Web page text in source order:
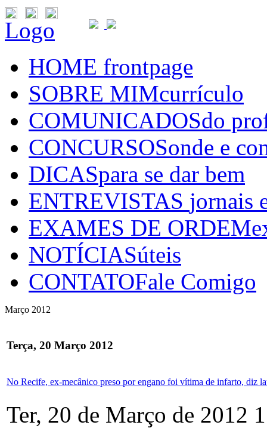
Logo
HOME frontpage
SOBRE MIMcurrículo
COMUNICADOSdo
CONCURSOSonde e
DICASpara se dar bem
ENTREVISTAS jornais
EXAMES DE ORDEM
NOTÍCIASúteis
CONTATOFale Comigo
Março 2012
Terça, 20 Março 2012
No Recife, ex-mecânico preso por engano foi vítima de infarto, diz
Ter, 20 de Março de 2012